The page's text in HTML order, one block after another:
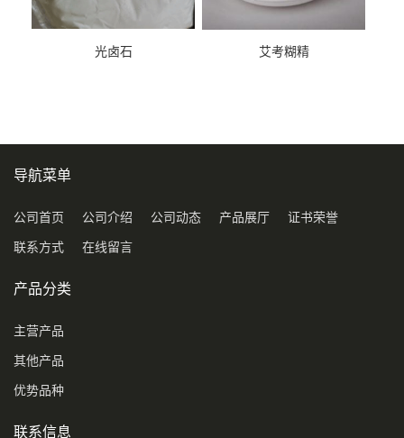
光卤石 艾考糊精
导航菜单
公司首页 公司介绍 公司动态 产品展厅 证书荣誉
联系方式 在线留言
产品分类
主营产品
其他产品
优势品种
联系信息